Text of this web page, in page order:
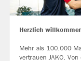
Herzlich
Mehr als 100.000
vertrauen JAKO.